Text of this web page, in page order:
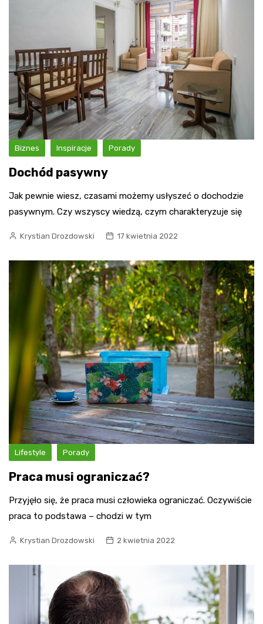
Biznes Inspiracje Porady
Dochód pasywny
Jak pewnie wiesz, czasami możemy usłyszeć o dochodzie
pasywnym. Czy wszyscy wiedzą, czym charakteryzuje się
Krystian Drozdowski 17 kwietnia 2022
Lifestyle Porady
Praca musi ograniczać?
Przyjęło się, że praca musi człowieka ograniczać. Oczywiście
praca to podstawa – chodzi w tym
Krystian Drozdowski 2 kwietnia 2022